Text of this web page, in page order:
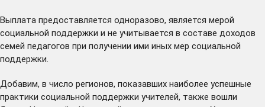
Выплата предоставляется одноразово, является мерой
социальной поддержки и не учитывается в составе доходов
семей педагогов при получении ими иных мер социальной
поддержки.
Добавим, в число регионов, показавших наиболее успешные
практики социальной поддержки учителей, также вошли